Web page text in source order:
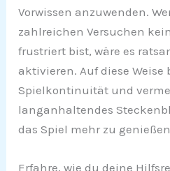
Vorwissen anzuwenden.
zahlreichen Versuchen
frustriert bist, wäre es
aktivieren. Auf diese Weise
Spielkontinuität und
langanhaltendes
das Spiel mehr zu
Erfahre, wie du deine